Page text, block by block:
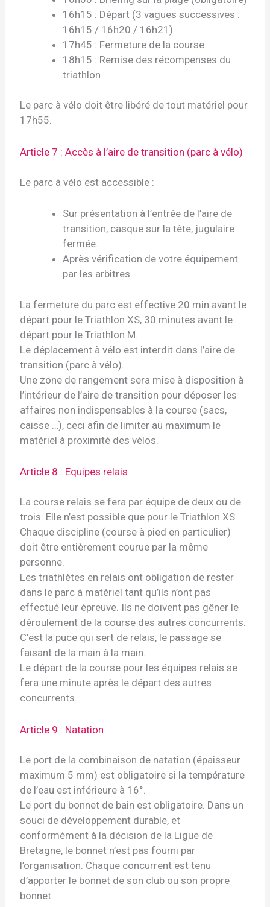
16h15 : Départ (3 vagues successives :
16h15 / 16h20 / 16h21)
17h45 : Fermeture de la course
18h15 : Remise des récompenses du
triathlon
Le parc à vélo doit être libéré de tout matériel pour
17h55.
Article 7 : Accès à l’aire de transition (parc à vélo)
Le parc à vélo est accessible :
Sur présentation à l’entrée de l’aire de
transition, casque sur la tête, jugulaire
fermée.
Après vérification de votre équipement
par les arbitres.
La fermeture du parc est effective 20 min avant le
départ pour le Triathlon XS, 30 minutes avant le
départ pour le Triathlon M.
Le déplacement à vélo est interdit dans l’aire de
transition (parc à vélo).
Une zone de rangement sera mise à disposition à
l’intérieur de l’aire de transition pour déposer les
affaires non indispensables à la course (sacs,
caisse …), ceci afin de limiter au maximum le
matériel à proximité des vélos.
Article 8 : Equipes relais
La course relais se fera par équipe de deux ou de
trois. Elle n’est possible que pour le Triathlon XS.
Chaque discipline (course à pied en particulier)
doit être entièrement courue par la même
personne.
Les triathlètes en relais ont obligation de rester
dans le parc à matériel tant qu’ils n’ont pas
effectué leur épreuve. Ils ne doivent pas gêner le
déroulement de la course des autres concurrents.
C’est la puce qui sert de relais, le passage se
faisant de la main à la main.
Le départ de la course pour les équipes relais se
fera une minute après le départ des autres
concurrents.
Article 9 : Natation
Le port de la combinaison de natation (épaisseur
maximum 5 mm) est obligatoire si la température
de l’eau est inférieure à 16°.
Le port du bonnet de bain est obligatoire. Dans un
souci de développement durable, et
conformément à la décision de la Ligue de
Bretagne, le bonnet n’est pas fourni par
l’organisation. Chaque concurrent est tenu
d’apporter le bonnet de son club ou son propre
bonnet.